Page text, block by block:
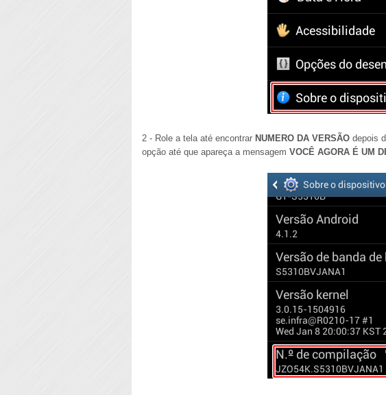
2 - Role a tela até encontrar NUMERO DA VERSÃO depois
opção até que apareça a mensagem VOCÊ AGORA É UM